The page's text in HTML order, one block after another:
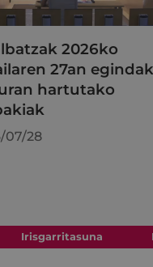
2026ko
27an
hartutako
07/28
Irisgarritasuna